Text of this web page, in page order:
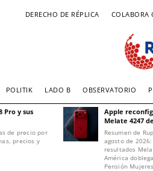
DERECHO DE RÉPLICA COLABORA
POLITIK LADO B OBSERVATORIO
Pro y sus
de precio por
precios y
Apple
Melate 4247
Resumen de
agosto de
resultados
América
Pensión